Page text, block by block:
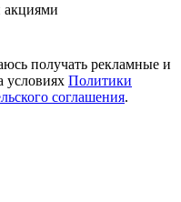
акциями
получать рекламные и
условиях Политики
соглашения.